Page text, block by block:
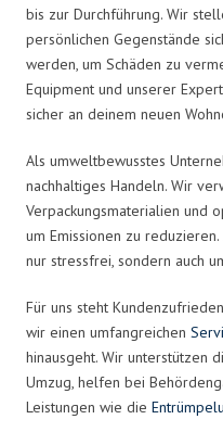
bis zur Durchführung. Wir
persönlichen Gegenstände
werden, um Schäden zu
Equipment und unserer
sicher an deinem neuen
Als umweltbewusstes
nachhaltiges Handeln. Wir
Verpackungsmaterialien und
um Emissionen zu
nur stressfrei, sondern auch
Für uns steht
wir einen umfangreichen
hinausgeht. Wir unterstützen
Umzug, helfen bei
Leistungen wie die